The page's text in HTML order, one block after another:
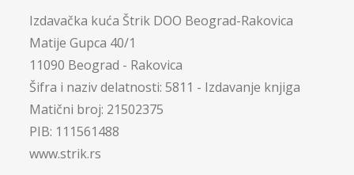
Izdavačka kuća Štrik DOO Beograd-Rakovica
Matije Gupca 40/1
11090 Beograd - Rakovica
Šifra i naziv delatnosti: 5811 - Izdavanje knjiga
Matični broj: 21502375
PIB: 111561488
www.strik.rs